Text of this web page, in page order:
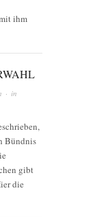
ihm
· in
Bündnis
gibt
die